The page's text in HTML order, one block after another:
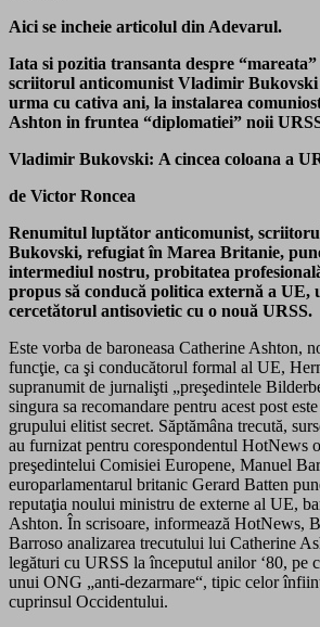
Aici se incheie articolul din Adevarul.
Iata si pozitia transanta despre
scriitorul anticomunist Vladimir Bukovski
urma cu cativa ani, la instalarea
Ashton in fruntea “diplomatiei” noii
Vladimir Bukovski: A cincea coloana a
de Victor Roncea
Renumitul luptător anticomunist,
Bukovski, refugiat în Marea Britanie,
intermediul nostru, probitatea
propus să conducă politica externă a UE,
cercetătorul antisovietic cu o nouă URSS.
Este vorba de baroneasa Catherine Ashton,
funcţie, ca şi conducătorul formal al UE,
supranumit de jurnalişti „preşedintele
singura sa recomandare pentru acest post
grupului elitist secret. Săptămâna trecută,
au furnizat pentru corespondentul HotNews
preşedintelui Comisiei Europene, Manuel
europarlamentarul britanic Gerard Batten
reputaţia noului ministru de externe al UE,
Ashton. În scrisoare, informează HotNews,
Barroso analizarea trecutului lui Catherine
legături cu URSS la începutul anilor ‘80, pe
unui ONG „anti-dezarmare“, tipic celor
cuprinsul Occidentului.